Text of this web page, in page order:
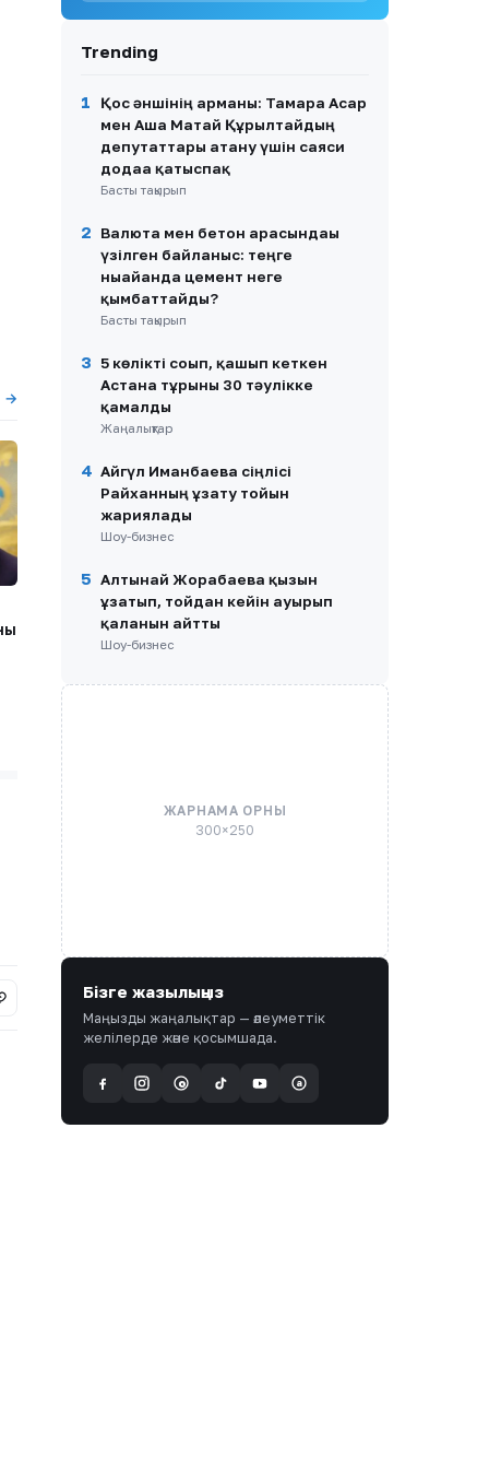
→
8
719 мың жанға жәрдем:
қажеттіліктері бар
жүзеге асырылып жатыр?
«Екі көзімді де аяқтады»:
Алтынай Жорабаева
келбетіне өзгеріс енгізгенін
айтты
10
Қазақ футболы қара
жамылды
Trending
1
Қос әншінің арманы: Тамара Асар
мен Аша Матай Құрылтайдың
депутаттары атану үшін саяси
додаға қатыспақ
Басты тақырып
2
Валюта мен бетон арасындағы
үзілген байланыс: теңге
нығайғанда цемент неге
қымбаттайды?
Басты тақырып
3
5 көлікті соғып, қашып кеткен
Астана тұрғыны 30 тәулікке
қамалды
Жаңалықтар
4 Айгүл Иманбаева сіңлісі
Райханның ұзату тойын
жариялады
Шоу-бизнес
5 Алтынай Жорабаева қызын
ұзатып, тойдан кейін ауырып
қалғанын айтты
Шоу-бизнес
ЖАРНАМА ОРНЫ
300×250
Бізге жазылыңыз
Маңызды жаңалықтар — әлеуметтік
желілерде және қосымшада.
@ a